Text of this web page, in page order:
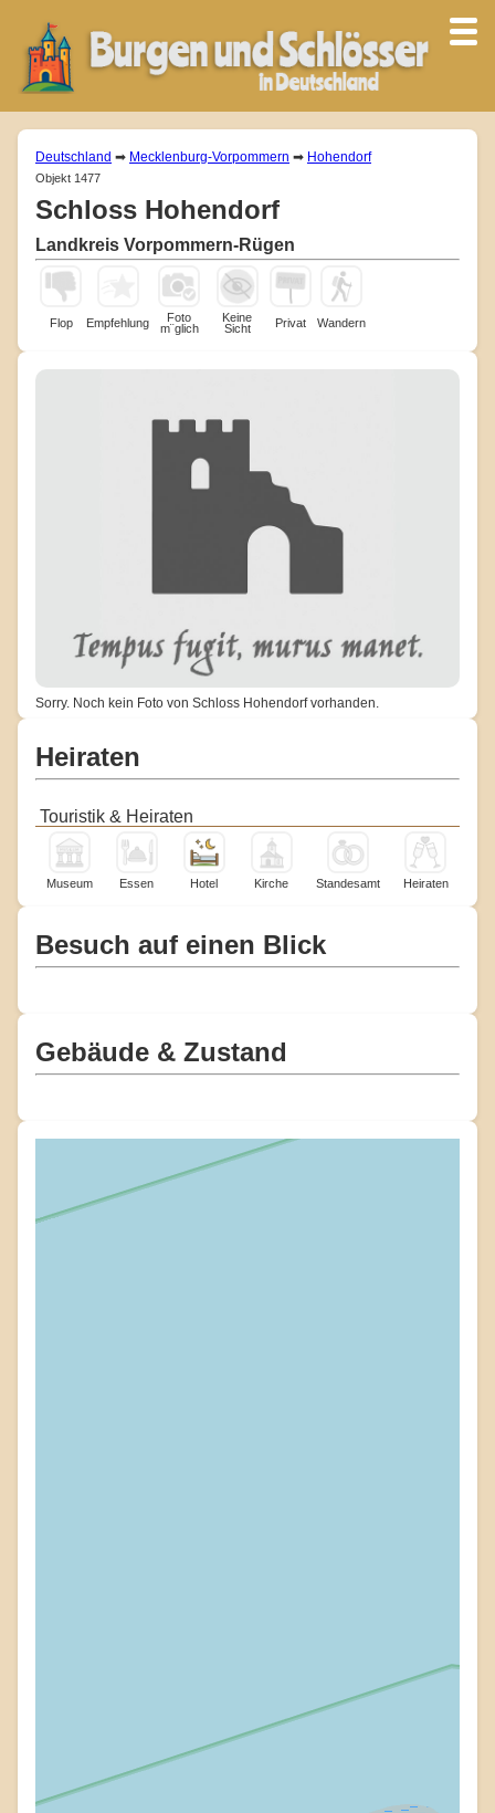
Deutschland ➡ Mecklenburg-Vorpommern ➡ Hohendorf
Objekt 1477
Schloss Hohendorf
Landkreis Vorpommern-Rügen
Flop Empfehlung
Foto
m¨glich
Keine
Sicht
Privat Wandern
Sorry. Noch kein Foto von Schloss Hohendorf vorhanden.
Heiraten
Touristik & Heiraten
Museum Essen Hotel Kirche Standesamt Heiraten
Besuch auf einen Blick
Gebäude & Zustand